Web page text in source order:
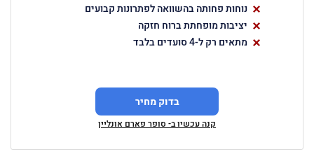
נוחות פחותה בהשוואה לפתרונות קבועים
יציבות מופחתת ברוח חזקה
מתאים רק ל-4 סועדים בלבד
בדוק מחיר
קנה עכשיו ב- סופר פארם אונליין